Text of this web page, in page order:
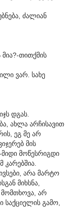
ძალიან
თითქმის
ვარ. სახე
დგას.
ახლა არჩისავით
ეგ მე არ
მის
მიდი მოწესრიგდი
კარებშია.
არა მარტო
მიხსნა,
მომთხოვა, არ
საქციელის გამო,